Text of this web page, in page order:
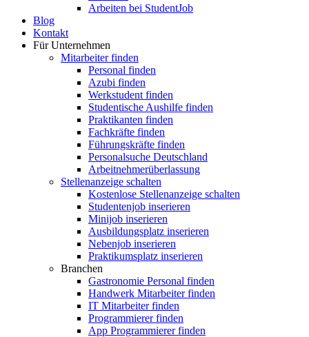
Arbeiten bei StudentJob
Blog
Kontakt
Für Unternehmen
Mitarbeiter finden
Personal finden
Azubi finden
Werkstudent finden
Studentische Aushilfe finden
Praktikanten finden
Fachkräfte finden
Führungskräfte finden
Personalsuche Deutschland
Arbeitnehmerüberlassung
Stellenanzeige schalten
Kostenlose Stellenanzeige schalten
Studentenjob inserieren
Minijob inserieren
Ausbildungsplatz inserieren
Nebenjob inserieren
Praktikumsplatz inserieren
Branchen
Gastronomie Personal finden
Handwerk Mitarbeiter finden
IT Mitarbeiter finden
Programmierer finden
App Programmierer finden